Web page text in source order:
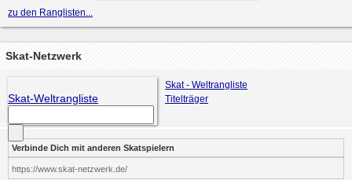
zu den Ranglisten...
Skat-Netzwerk
Skat-Weltrangliste
Skat - Weltrangliste
Titelträger
Verbinde Dich mit anderen Skatspielern
https://www.skat-netzwerk.de/